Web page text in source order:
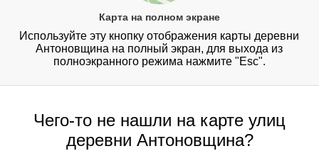
Карта на полном экране
Используйте эту кнопку отображения карты деревни
Антоновщина на полный экран, для выхода из
полноэкранного режима нажмите "Esc".
Чего-то не нашли на карте улиц
деревни Антоновщина?